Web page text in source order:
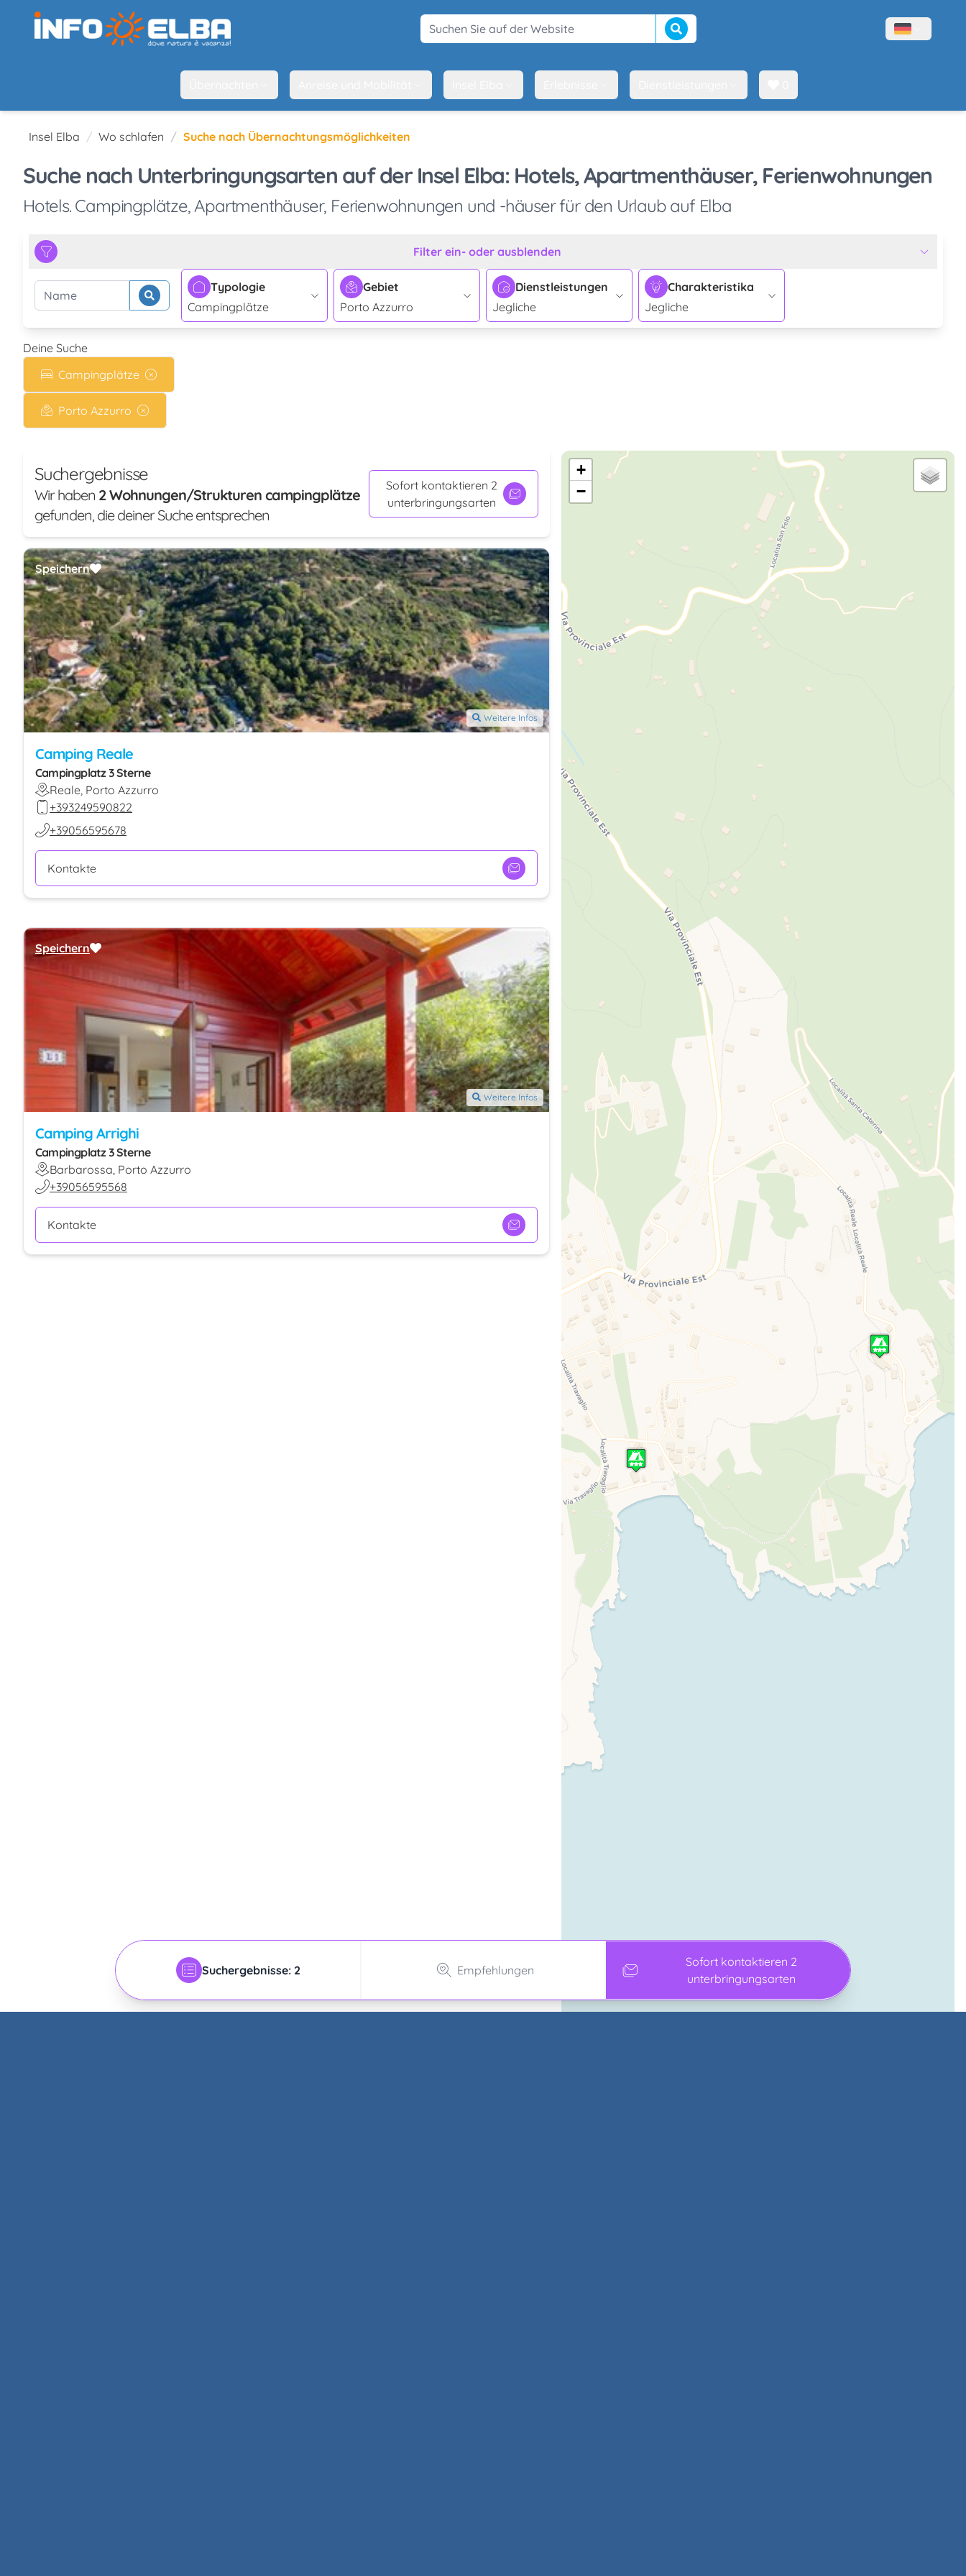
Suchen Sie auf der Website Suche beginnen Menù lingue
Insel Elba Wo schlafen Suche nach Übernachtungsmöglichkeiten
Suche nach Unterbringungsarten auf der Insel Elba: Hotels, Apartmenthäuser, Ferienwohnungen
Hotels. Campingplätze, Apartmenthäuser, Ferienwohnungen und -häuser für den Urlaub auf Elba
Filter ein- oder ausblenden
Name Suche beginnen
Typologie
Campingplätze
Gebiet
Porto Azzurro
Dienstleistungen
Jegliche
Charakteristika
Jegliche
Deine Suche
Campingplätze
Porto Azzurro
Suchergebnisse
Wir haben 2 Wohnungen/Strukturen campingplätze
gefunden, die deiner Suche entsprechen
Sofort kontaktieren 2
unterbringungsarten
Weitere Infos
Camping Reale
Campingplatz 3 Sterne
Reale, Porto Azzurro
+393249590822
+39056595678
Kontakte
Speichern
Weitere Infos
Camping Arrighi
Campingplatz 3 Sterne
Barbarossa, Porto Azzurro
+39056595568
Kontakte
Speichern
+
−
Suchergebnisse: 2 Empfehlungen
Sofort kontaktieren 2
unterbringungsarten